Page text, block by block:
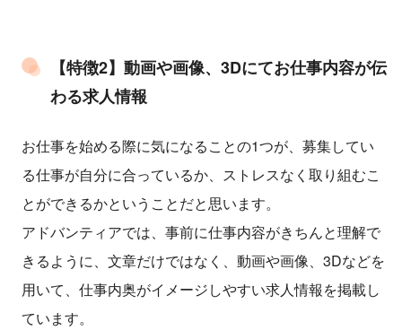
【特徴2】動画や画像、3Dにてお仕事内容が伝
わる求人情報
お仕事を始める際に気になることの1つが、募集してい
る仕事が自分に合っているか、ストレスなく取り組むこ
とができるかということだと思います。
アドバンティアでは、事前に仕事内容がきちんと理解で
きるように、文章だけではなく、動画や画像、3Dなどを
用いて、仕事内奥がイメージしやすい求人情報を掲載し
ています。